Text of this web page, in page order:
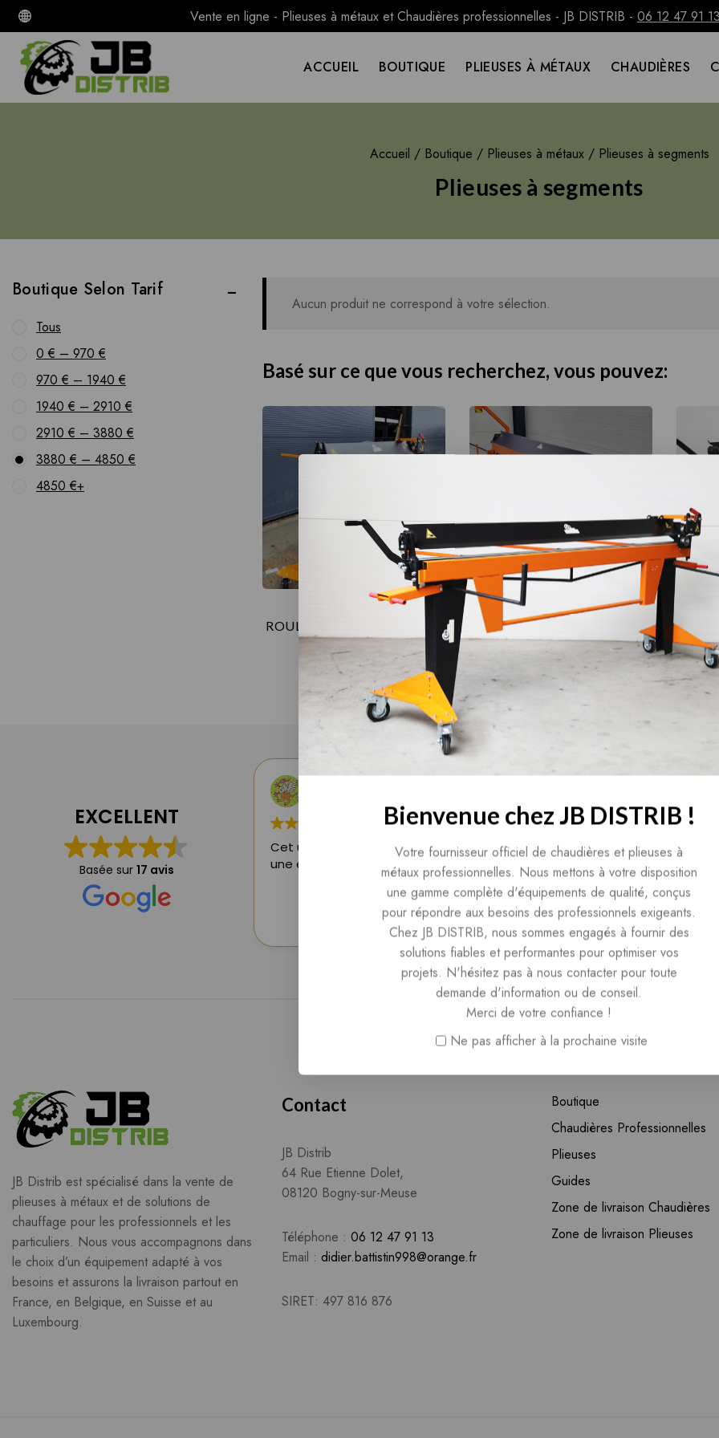
Vente en ligne - Plieuses à métaux et Chaudières professionnelles - JB DISTRIB - 06 12 47 91 13
ACCUEIL BOUTIQUE PLIEUSES À MÉTAUX CHAUDIÈRES
Accueil / Boutique / Plieuses à métaux / Plieuses à segments
Plieuses à segments
Aucun produit ne correspond à votre sélection.
Basé sur ce que vous recherchez, vous pouvez:
Plieuse JB – 1 M À
ROULETTES + ACCESSOIRES
90 –
Plieuse JB – 3 M À
ROULETTES + ACCESSOIRES
90 – 2580€
Boutique Selon Tarif
Tous
0 € – 970 €
970 € – 1940 €
1940 € – 2910 €
2910 € – 3880 €
3880 € – 4850 €
4850 €+
EXCELLENT
Basée sur 17 avis
Cet utilisateur a uniquement laissé
une évaluation.
Au moins on achète avec un
service . Le gérant répond
au téléphone et trouve des
Je recommande sans hésiter
JB Distrib est spécialisé dans la vente de
plieuses à métaux et de solutions de
chauffage pour les professionnels et les
particuliers. Nous vous accompagnons dans
le choix d’un équipement adapté à vos
besoins et assurons la livraison partout en
France, en Belgique, en Suisse et au
Luxembourg.
Contact
JB Distrib
64 Rue Etienne Dolet,
08120 Bogny-sur-Meuse
Téléphone : 06 12 47 91 13
Email : didier.battistin998@orange.fr
SIRET: 497 816 876
Boutique
Chaudières Professionnelles
Plieuses
Guides
Zone de livraison Chaudières
Zone de livraison Plieuses
Bienvenue chez JB DISTRIB !
Votre fournisseur officiel de chaudières et plieuses à
métaux professionnelles. Nous mettons à votre disposition
une gamme complète d'équipements de qualité, conçus
pour répondre aux besoins des professionnels exigeants.
Chez JB DISTRIB, nous sommes engagés à fournir des
solutions fiables et performantes pour optimiser vos
projets. N'hésitez pas à nous contacter pour toute
demande d'information ou de conseil.
Merci de votre confiance !
Ne pas afficher à la prochaine visite